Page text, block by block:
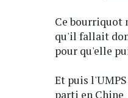
Ce bourriquot
qu'il fallait
pour qu'elle
Et puis
parti en Chine